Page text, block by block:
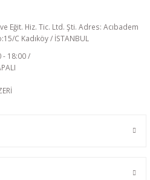
Eğit. Hiz. Tic. Ltd. Şti. Adres: Acıbadem
C Kadıköy / İSTANBUL
- 18:00 /